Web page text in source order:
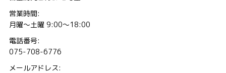
営業時間:
月曜～土曜 9:00～18:00
電話番号:
075-708-6776
メールアドレス: